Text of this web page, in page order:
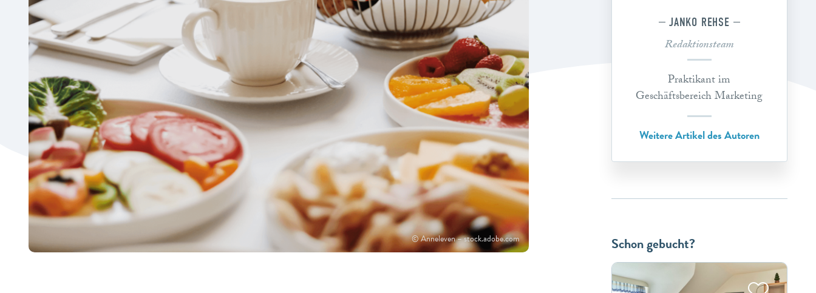
© Anneleven – stock.adobe.com
JANKO REHSE
Redaktionsteam
Praktikant im
Geschäftsbereich Marketing
Weitere Artikel des Autoren
Schon gebucht?